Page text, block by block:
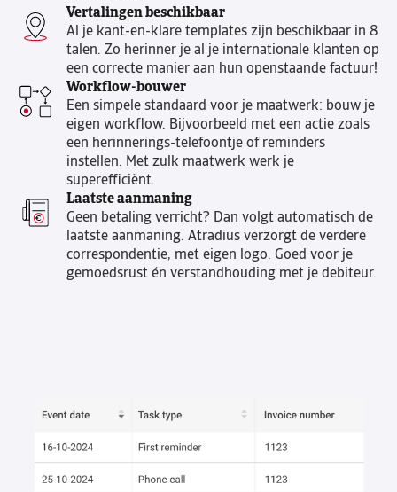
Vertalingen beschikbaar
Al je kant-en-klare templates zijn beschikbaar in 8
talen. Zo herinner je al je internationale klanten op
een correcte manier aan hun openstaande factuur!
Workflow-bouwer
Een simpele standaard voor je maatwerk: bouw je
eigen workflow. Bijvoorbeeld met een actie zoals
een herinnerings-telefoontje of reminders
instellen. Met zulk maatwerk werk je
superefficiënt.
Laatste aanmaning
Geen betaling verricht? Dan volgt automatisch de
laatste aanmaning. Atradius verzorgt de verdere
correspondentie, met eigen logo. Goed voor je
gemoedsrust én verstandhouding met je debiteur.